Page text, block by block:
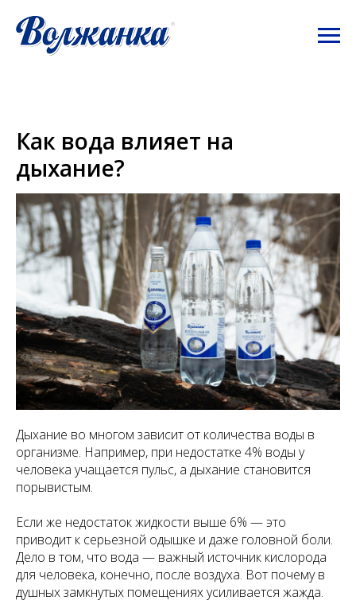
Как вода влияет на
дыхание?
Дыхание во многом зависит от количества воды в
организме. Например, при недостатке 4% воды у
человека учащается пульс, а дыхание становится
порывистым.
Если же недостаток жидкости выше 6% — это
приводит к серьезной одышке и даже головной боли.
Дело в том, что вода — важный источник кислорода
для человека, конечно, после воздуха. Вот почему в
душных замкнутых помещениях усиливается жажда.